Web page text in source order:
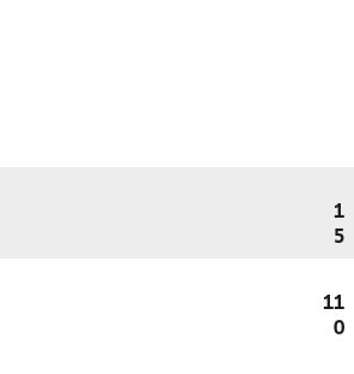
1
5
11
0